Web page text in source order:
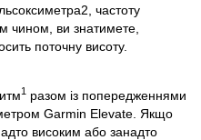
частоту
чином, ви знатимете,
поточну висоту.
1 разом із попередженнями
Garmin Elevate. Якщо
високим або занадто